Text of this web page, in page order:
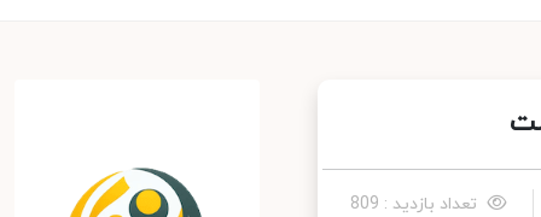
تعداد بازدید : 809